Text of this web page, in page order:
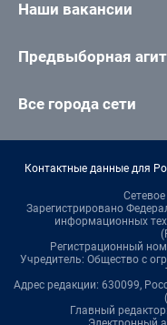
Наши вакансии
Предвыборная
Все города сети
Контактные данные для
Зарегистрировано
информационных
Регистрационный
Учредитель: Общество с
Адрес редакции: 630099,
Главный